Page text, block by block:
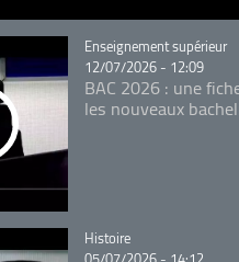
Catégorie
Enseignement supérieur
12/07/2026 - 12:09
BAC 2026 : une
les nouveaux
Catégorie
Histoire